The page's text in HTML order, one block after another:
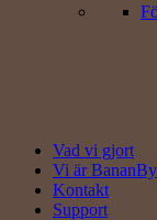
Vad vi gjort
Vi är
Kontakt
Support